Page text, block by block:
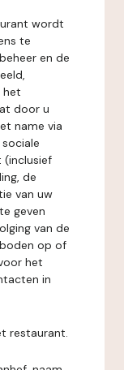
wordt
te
en de
het
door u
name via
(inclusief
de
van uw
geven
van de
op of
het
in
restaurant.